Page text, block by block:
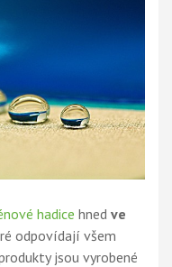
hadice hned ve
odpovídají všem
jsou vyrobené